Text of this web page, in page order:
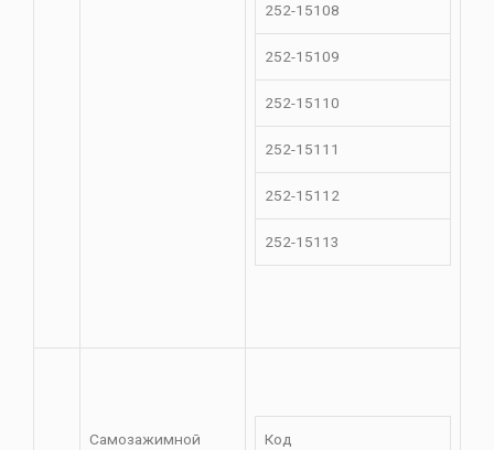
252-15108
252-15109
252-15110
252-15111
252-15112
252-15113
Самозажимной
Код